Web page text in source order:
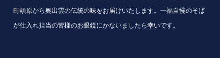
町頓原から奥出雲の伝統の味をお届けいたします。一福自慢のそば
が仕入れ担当の皆様のお眼鏡にかないましたら幸いです。